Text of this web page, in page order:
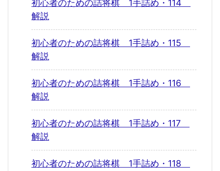
初心者のための詰将棋 1手詰め・114
解説
初心者のための詰将棋 1手詰め・115
解説
初心者のための詰将棋 1手詰め・116
解説
初心者のための詰将棋 1手詰め・117
解説
初心者のための詰将棋 1手詰め・118